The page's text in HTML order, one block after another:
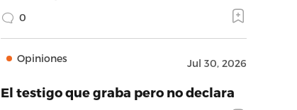
0
Opiniones Jul 30, 2026
El testigo que graba pero no declara